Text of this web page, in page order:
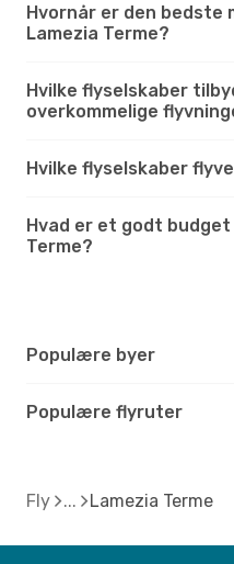
Hvornår er den bedste
Lamezia Terme?
Hvilke flyselskaber
overkommelige
Hvilke flyselskaber
Hvad er et godt
Terme?
Populære byer
Populære flyruter
Fly Lamezia Terme